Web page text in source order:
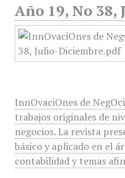
Año 19, No
InnOvaciOnes de
trabajos originales de
negocios. La revista
básico y aplicado en el
contabilidad y temas